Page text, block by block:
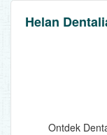
Helan
Ontdek